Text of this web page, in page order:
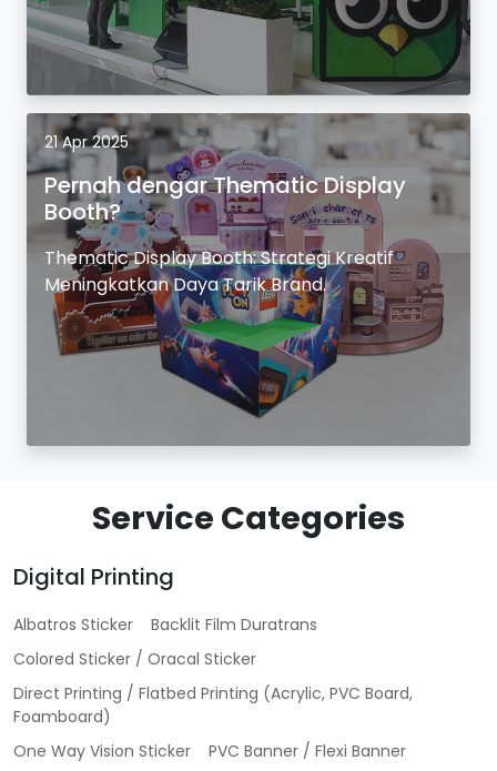
21 Apr 2025
Pernah dengar Thematic Display
Booth?
Thematic Display Booth: Strategi Kreatif
Meningkatkan Daya Tarik Brand.
Service Categories
Digital Printing
Albatros Sticker
Backlit Film Duratrans
Colored Sticker / Oracal Sticker
Direct Printing / Flatbed Printing (Acrylic, PVC Board,
Foamboard)
One Way Vision Sticker
PVC Banner / Flexi Banner